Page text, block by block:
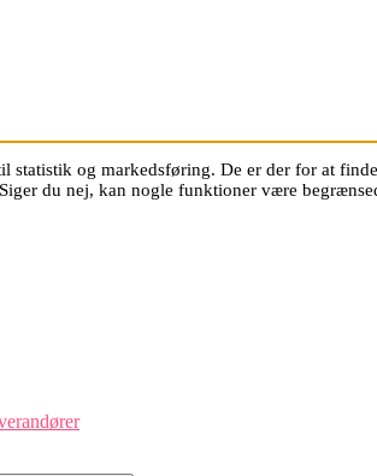
statistik og markedsføring. De er der for at
du nej, kan nogle funktioner være